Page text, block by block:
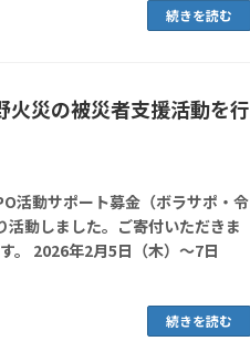
続きを読む
火災の被災者支援活動を行
活動サポート募金（ボラサポ・令
動しました。ご寄付いただきま
。 2026年2月5日（木）～7日
続きを読む